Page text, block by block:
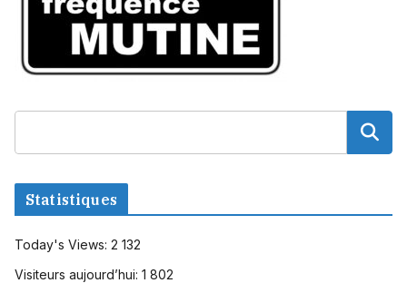
Statistiques
Today's Views: 2 132
Visiteurs aujourd’hui: 1 802